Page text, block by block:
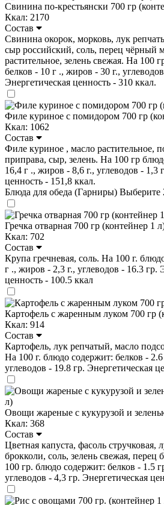
Свинина по-крестьянски 700 гр
Ккал: 2170
Состав
Свинина окорок, морковь, лук
сыр российский, соль, перец чёрный
растительное, зелень свежая. На 100
белков - 10 г ., жиров - 30 г.,
Энергетическая ценность - 310 ккал.
Филе куриное с помидором 700 гр
Ккал: 1062
Состав
Филе куриное , масло растительное,
приправа, сыр, зелень. На 100 гр
16,4 г ., жиров - 8,6 г., углеводов - 1,3
ценность - 151,8 ккал.
Блюда для обеда (Гарниры) Выберите
Гречка отварная 700 гр (контейнер 1
Ккал: 702
Состав
Крупа гречневая, соль. На 100 г.
г ., жиров - 2,3 г., углеводов - 16.3 гр.
ценность - 100.5 ккал
Картофель с жаренным луком 700 гр
Ккал: 914
Состав
Картофель, лук репчатый, масло
На 100 г. блюдо содержит: белков -
углеводов - 19.8 гр. Энергетическая
Овощи жареные с кукурузой и
Ккал: 368
Состав
Цветная капуста, фасоль стручковая,
брокколи, соль, зелень свежая, перец
100 гр. блюдо содержит: белков - 1.5
углеводов - 4,3 гр. Энергетическая